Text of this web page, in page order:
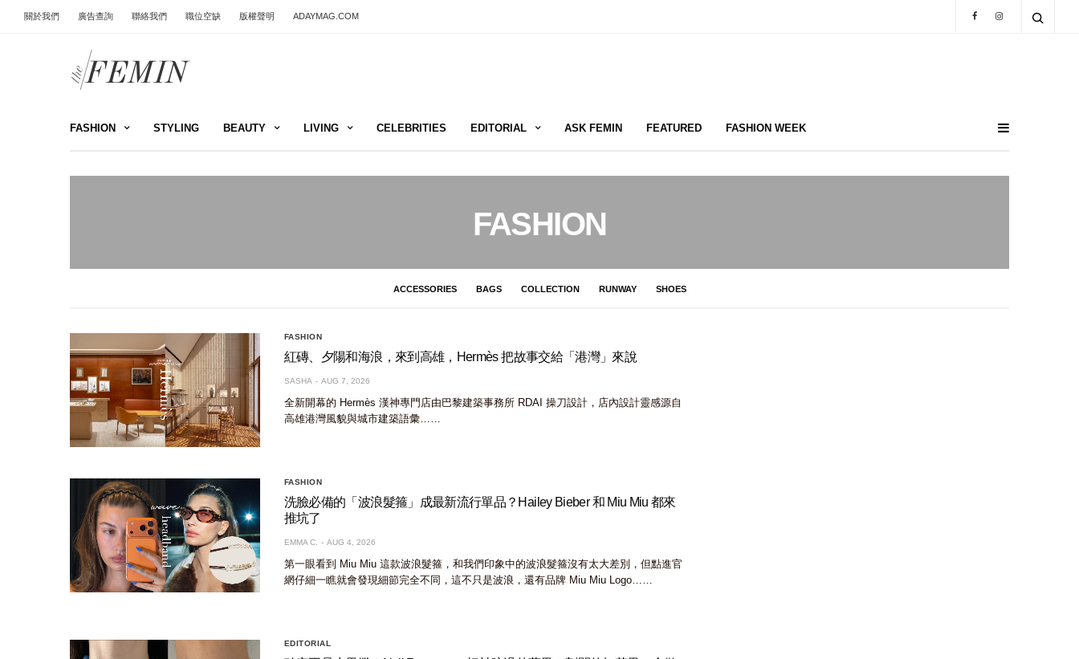
關於我們 廣告查詢 聯絡我們 職位空缺 版權聲明 ADAYMAG.COM
FASHION STYLING BEAUTY LIVING CELEBRITIES EDITORIAL ASK FEMIN FEATURED FASHION WEEK
FASHION
ACCESSORIES BAGS COLLECTION RUNWAY SHOES
FASHION
紅磚、夕陽和海浪，來到高雄，Hermès 把故事交給「港灣」來說
SASHA AUG 7, 2026
全新開幕的 Hermès 漢神專門店由巴黎建築事務所 RDAI 操刀設計，店內設計靈感源自
高雄港灣風貌與城市建築語彙……
FASHION
洗臉必備的「波浪髮箍」成最新流行單品？Hailey Bieber 和 Miu Miu 都來
推坑了
EMMA C. AUG 4, 2026
第一眼看到 Miu Miu 這款波浪髮箍，和我們印象中的波浪髮箍沒有太大差別，但點進官
網仔細一瞧就會發現細節完全不同，這不只是波浪，還有品牌 Miu Miu Logo……
EDITORIAL